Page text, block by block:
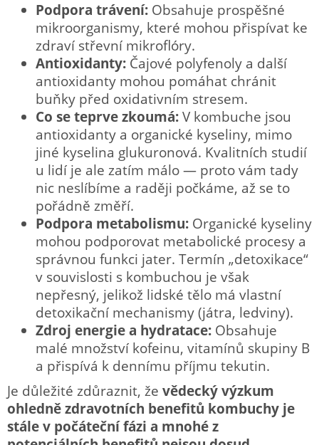
Podpora trávení: Obsahuje prospěšné
mikroorganismy, které mohou přispívat ke
zdraví střevní mikroflóry.
Antioxidanty: Čajové polyfenoly a další
antioxidanty mohou pomáhat chránit
buňky před oxidativním stresem.
Co se teprve zkoumá: V kombuche jsou
antioxidanty a organické kyseliny, mimo
jiné kyselina glukuronová. Kvalitních studií
u lidí je ale zatím málo — proto vám tady
nic neslíbíme a raději počkáme, až se to
pořádně změří.
Podpora metabolismu: Organické kyseliny
mohou podporovat metabolické procesy a
správnou funkci jater. Termín „detoxikace“
v souvislosti s kombuchou je však
nepřesný, jelikož lidské tělo má vlastní
detoxikační mechanismy (játra, ledviny).
Zdroj energie a hydratace: Obsahuje
malé množství kofeinu, vitamínů skupiny B
a přispívá k dennímu příjmu tekutin.
Je důležité zdůraznit, že vědecký výzkum
ohledně zdravotních benefitů kombuchy je
stále v počáteční fázi a mnohé z